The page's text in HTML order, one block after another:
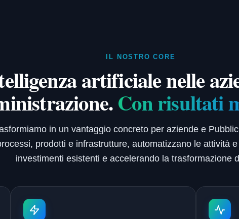
IL NOSTRO CORE
artificiale nelle
Con risultati
in un vantaggio concreto per aziende e
prodotti e infrastrutture, automatizzano le attività
investimenti esistenti e accelerando la trasformazione